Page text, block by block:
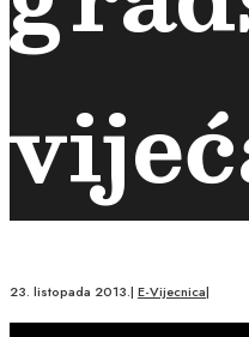
23. listopada 2013.| E-Vijecnica|